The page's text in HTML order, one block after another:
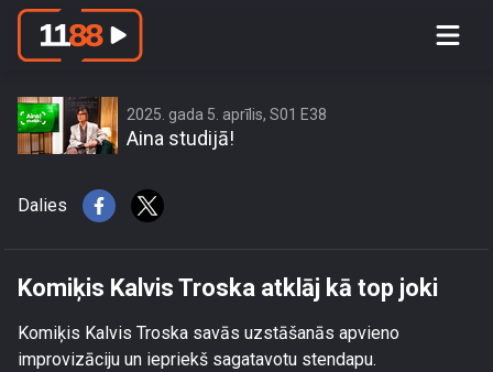
2025. gada 5. aprīlis, S01 E38
Aina studijā!
Dalies
Komiķis Kalvis Troska atklāj kā top joki
Komiķis Kalvis Troska savās uzstāšanās apvieno
improvizāciju un iepriekš sagatavotu stendapu.